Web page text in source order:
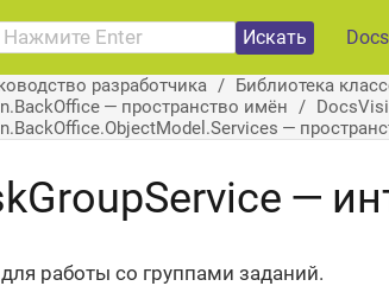
Искать
разработчика Библиотека
— пространство имён
—
—
работы со группами заданий.